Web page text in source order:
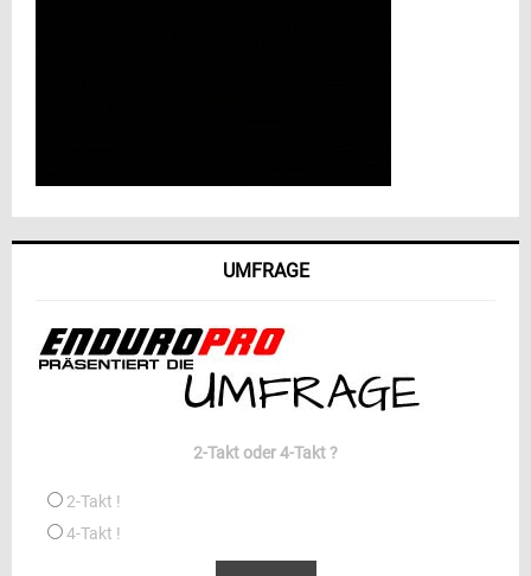
UMFRAGE
2-Takt oder 4-Takt ?
2-Takt !
4-Takt !